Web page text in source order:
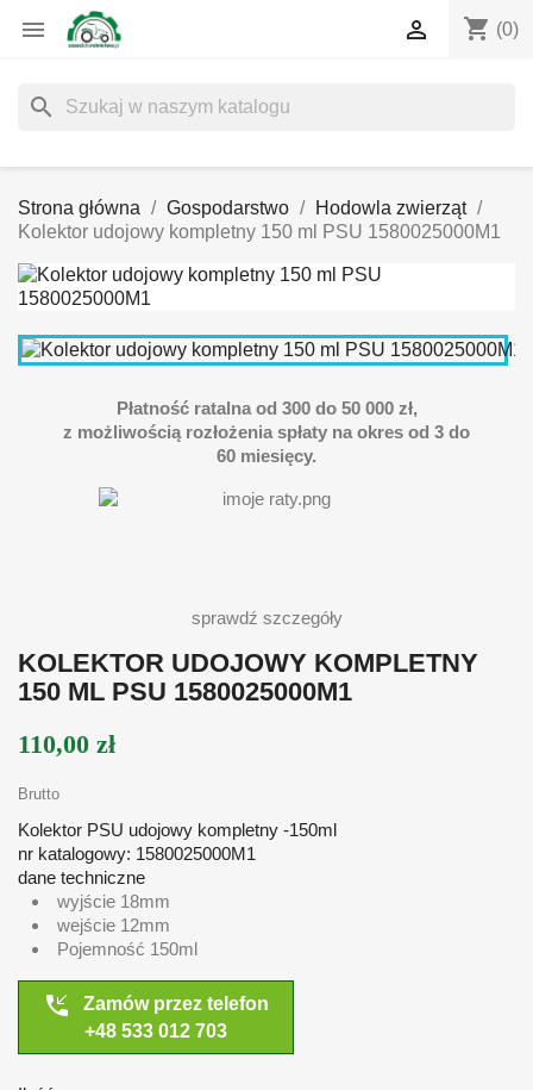
 shopping_cart (0)

search
Strona główna Gospodarstwo
Hodowla zwierząt
Kolektor udojowy kompletny 150 ml PSU 1580025000M1
Płatność ratalna od 300 do 50 000 zł,
z możliwością rozłożenia spłaty na okres od 3 do
60 miesięcy.
sprawdź szczegóły
KOLEKTOR UDOJOWY KOMPLETNY
150 ML PSU 1580025000M1
110,00 zł
Brutto
Kolektor PSU udojowy kompletny -150ml
nr katalogowy: 1580025000M1
dane techniczne
wyjście 18mm
wejście 12mm
Pojemność 150ml
phone_callback
Zamów przez telefon
+48 533 012 703